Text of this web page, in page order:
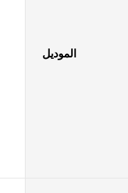
الموديل